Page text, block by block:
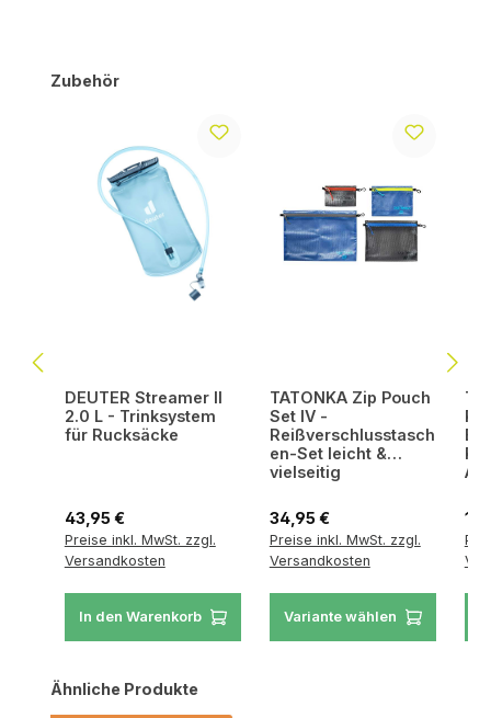
Produktgalerie überspringen
Zubehör
DEUTER Streamer II
2.0 L - Trinksystem
für Rucksäcke
Regulärer Preis:
43,95 €
Preise inkl. MwSt. zzgl.
Versandkosten
In den Warenkorb
TATONKA Zip Pouch
Set IV -
Reißverschlusstasch
en-Set leicht &
vielseitig
Regulärer Preis:
34,95 €
Preise inkl. MwSt. zzgl.
Versandkosten
Variante wählen
Produktgalerie überspringen
Ähnliche Produkte